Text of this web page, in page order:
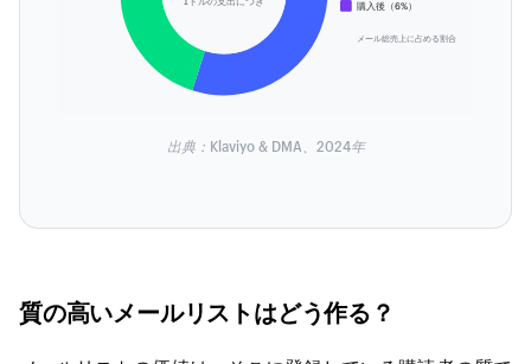
購入後（6%）
メール総売上に占める割合
出典：Klaviyo & DMA、2024年
質の高いメールリストはどう作る？